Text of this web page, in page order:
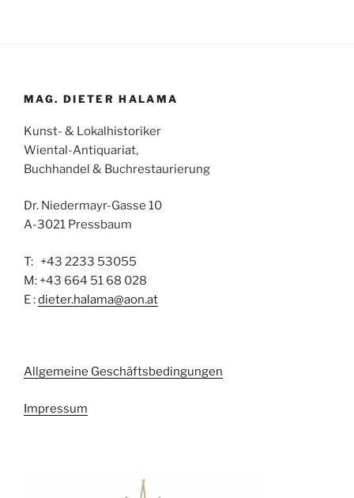
MAG. DIETER HALAMA
Kunst- & Lokalhistoriker
Wiental-Antiquariat,
Buchhandel & Buchrestaurierung
Dr. Niedermayr-Gasse 10
A-3021 Pressbaum
T: +43 2233 53055
M: +43 664 51 68 028
E :dieter.halama@aon.at
Allgemeine Geschäftsbedingungen
Impressum